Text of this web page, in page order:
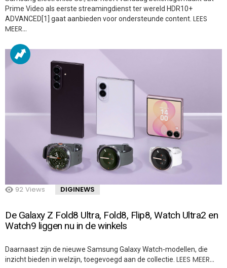
Prime Video als eerste streamingdienst ter wereld HDR10+
ADVANCED[1] gaat aanbieden voor ondersteunde content. LEES
MEER…
92 Views DIGINEWS
De Galaxy Z Fold8 Ultra, Fold8, Flip8, Watch Ultra2 en
Watch9 liggen nu in de winkels
Daarnaast zijn de nieuwe Samsung Galaxy Watch-modellen, die
inzicht bieden in welzijn, toegevoegd aan de collectie. LEES MEER…